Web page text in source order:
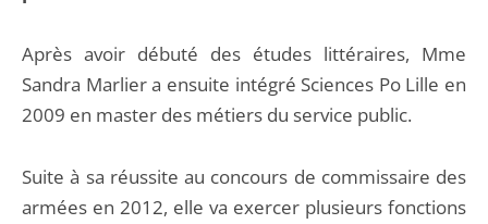
Après avoir débuté des études littéraires, Mme
Sandra Marlier a ensuite intégré Sciences Po Lille en
2009 en master des métiers du service public.
Suite à sa réussite au concours de commissaire des
armées en 2012, elle va exercer plusieurs fonctions